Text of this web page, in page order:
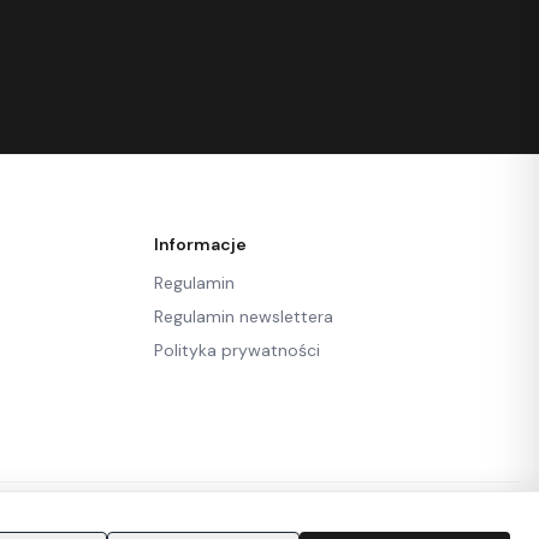
Informacje
Regulamin
Regulamin newslettera
Polityka prywatności